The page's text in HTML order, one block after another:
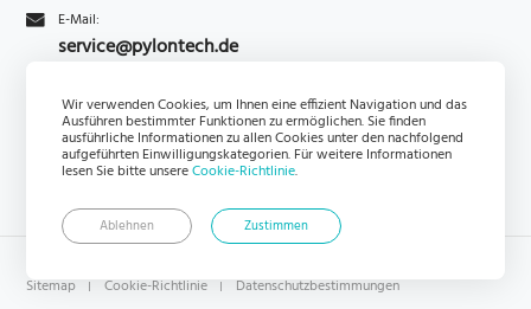
Wir verwenden Cookies, um Ihnen eine effizient Navigation und das
Ausführen bestimmter Funktionen zu ermöglichen. Sie finden
ausführliche Informationen zu allen Cookies unter den nachfolgend
aufgeführten Einwilligungskategorien. Für weitere Informationen
lesen Sie bitte unsereCookie-Richtlinie.
Zustimmen
Ablehnen
E-Mail:
service@pylontech.de
Anfrage Abonnieren
Sitemap
Cookie-Richtlinie Datenschutzbestimmungen